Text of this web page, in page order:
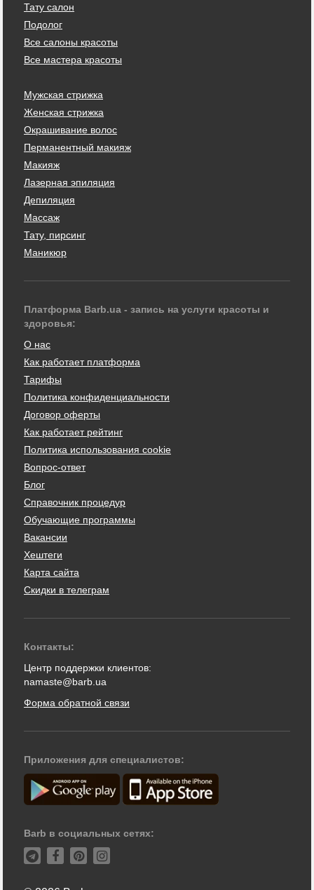
Тату салон
Подолог
Все салоны красоты
Все мастера красоты
Мужская стрижка
Женская стрижка
Окрашивание волос
Перманентный макияж
Макияж
Лазерная эпиляция
Депиляция
Массаж
Тату, пирсинг
Маникюр
Платформа Barb.ua - запись на услуги красоты и
здоровья:
О нас
Как работает платформа
Тарифы
Политика конфиденциальности
Договор оферты
Как работает рейтинг
Политика использования cookie
Вопрос-ответ
Блог
Справочник процедур
Обучающие программы
Вакансии
Хештеги
Карта сайта
Скидки в телеграм
Контакты:
Центр поддержки клиентов:
namaste@barb.ua
Форма обратной связи
Приложения для специалистов:
Barb в социальных сетях: